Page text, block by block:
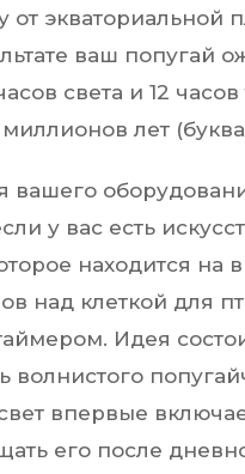
от экваториальной
ваш попугай
света и 12
миллионов лет
вашего
у вас есть
находится на
над клеткой для
Идея
волнистого
впервые
его после